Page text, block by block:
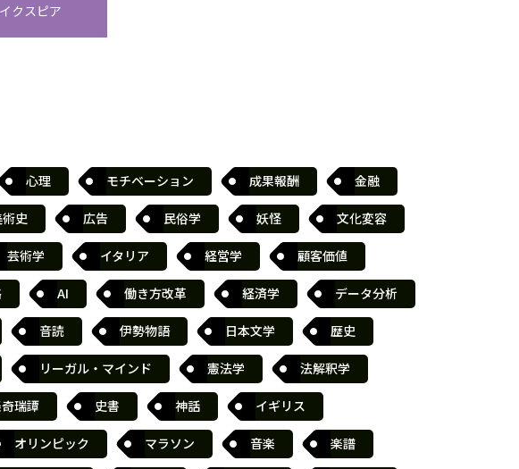
クスピア
心理 モチベーション 成果報酬 金融
史 広告 民俗学 妖怪 文化変容
芸術学 イタリア 経営学 顧客価値
AI 働き方改革 経済学 データ分析
音読 伊勢物語 日本文学 歴史
リーガル・マインド 憲法学 法解釈学
瑞譚 史書 神話 イギリス
オリンピック マラソン 音楽 楽譜